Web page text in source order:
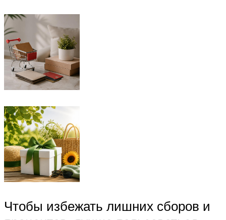
Чтобы избежать лишних сборов и